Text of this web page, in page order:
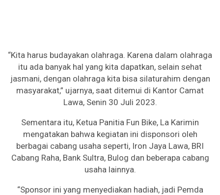
“Kita harus budayakan olahraga. Karena dalam olahraga
itu ada banyak hal yang kita dapatkan, selain sehat
jasmani, dengan olahraga kita bisa silaturahim dengan
masyarakat,” ujarnya, saat ditemui di Kantor Camat
Lawa, Senin 30 Juli 2023.
Sementara itu, Ketua Panitia Fun Bike, La Karimin
mengatakan bahwa kegiatan ini disponsori oleh
berbagai cabang usaha seperti, Iron Jaya Lawa, BRI
Cabang Raha, Bank Sultra, Bulog dan beberapa cabang
usaha lainnya.
“Sponsor ini yang menyediakan hadiah, jadi Pemda